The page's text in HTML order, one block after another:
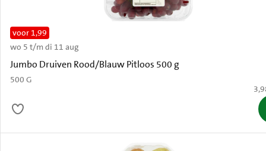
Jumbo Druiven Rood/Blauw Pitloos 500 g
500 G
voor 1,99
wo 5 t/m di 11 aug
€